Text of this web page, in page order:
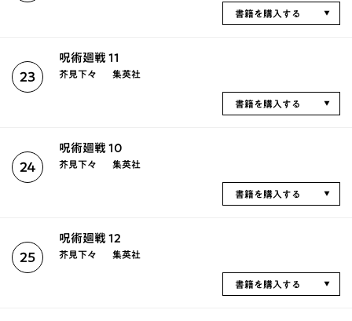
書籍を購入する
23
呪術廻戦 11
芥見下々 集英社
書籍を購入する
24
呪術廻戦 10
芥見下々 集英社
書籍を購入する
25
呪術廻戦 12
芥見下々 集英社
書籍を購入する